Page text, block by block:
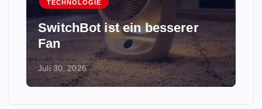
TECHNOLOGIE
SwitchBot ist ein besserer
Fan
Juli 30, 2026